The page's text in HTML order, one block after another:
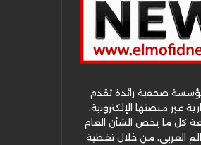
مؤسسة صحفية رائدة تقدم
عبر منصتها الإلكترونية،
كل ما يخص الشأن العام
العربي، من خلال تغطية